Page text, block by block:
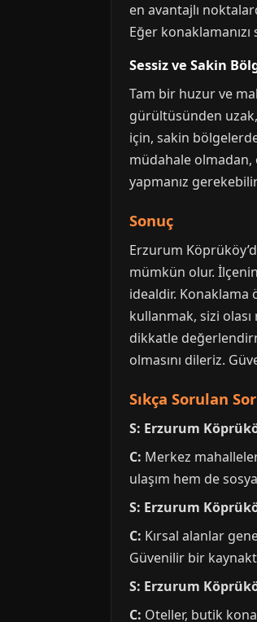
en avantajlı
Eğer
Sessiz ve Sakin
Tam bir huzur ve
gürültüsünden
için, sakin
müdahale olmadan,
yapmanız
Sonuç
Erzurum
mümkün olur.
idealdir.
kullanmak, sizi
dikkatle
olmasını dileriz.
Sıkça Sorulan
S: Erzurum
C: Merkez
ulaşım hem de
S: Erzurum
C: Kırsal alanlar
Güvenilir bir
S: Erzurum
C: Oteller, butik